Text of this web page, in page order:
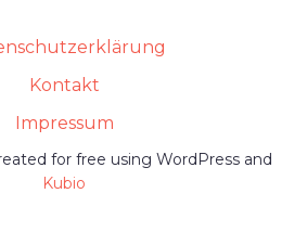
Kontakt
Impressum
for free using WordPress and
Kubio